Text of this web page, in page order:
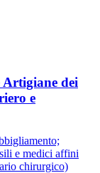
Artigiane dei
e
e medici affini
chirurgico)